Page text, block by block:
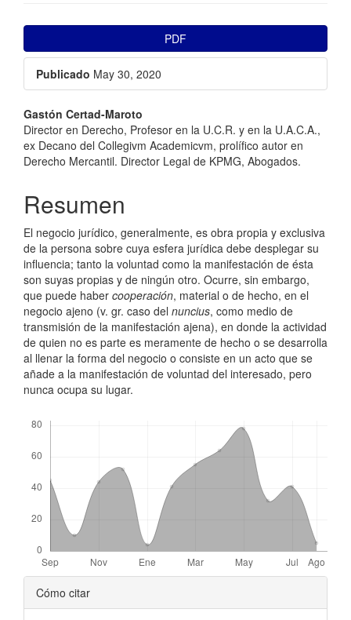
PDF
Publicado May 30, 2020
Gastón Certad-Maroto
Director en Derecho, Profesor en la U.C.R. y en la U.A.C.A.,
ex Decano del Collegivm Academicvm, prolífico autor en
Derecho Mercantil. Director Legal de KPMG, Abogados.
Resumen
El negocio jurídico, generalmente, es obra propia y exclusiva
de la persona sobre cuya esfera jurídica debe desplegar su
influencia; tanto la voluntad como la manifestación de ésta
son suyas propias y de ningún otro. Ocurre, sin embargo,
que puede haber cooperación, material o de hecho, en el
negocio ajeno (v. gr. caso del nuncius, como medio de
transmisión de la manifestación ajena), en donde la actividad
de quien no es parte es meramente de hecho o se desarrolla
al llenar la forma del negocio o consiste en un acto que se
añade a la manifestación de voluntad del interesado, pero
nunca ocupa su lugar.
Cómo citar